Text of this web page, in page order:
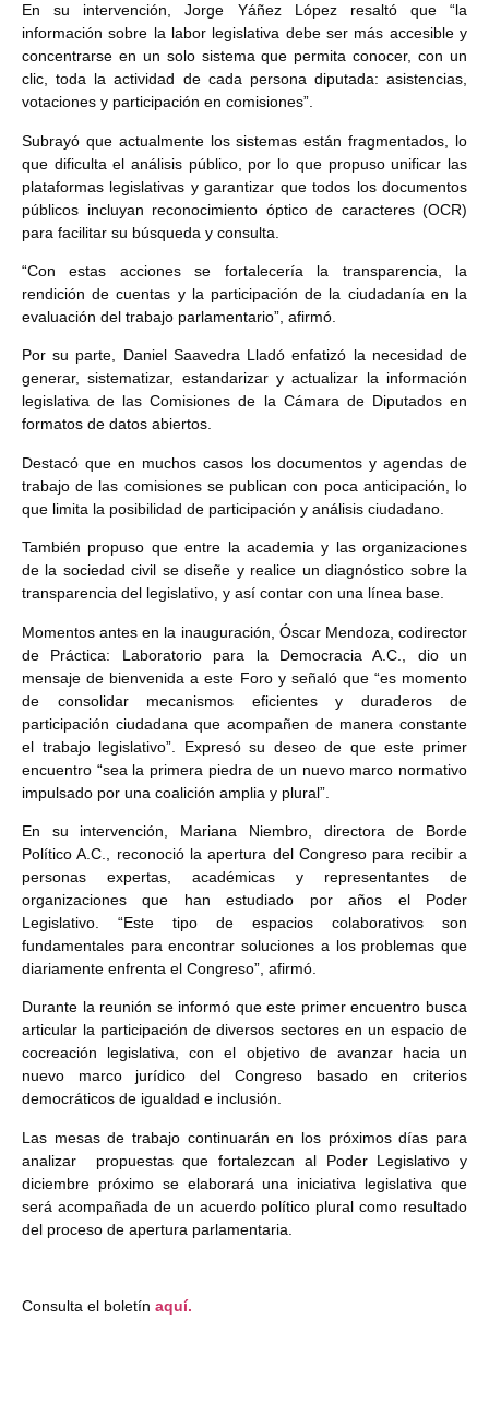
En su intervención, Jorge Yáñez López resaltó que “la
información sobre la labor legislativa debe ser más accesible y
concentrarse en un solo sistema que permita conocer, con un
clic, toda la actividad de cada persona diputada: asistencias,
votaciones y participación en comisiones”.
Subrayó que actualmente los sistemas están fragmentados, lo
que dificulta el análisis público, por lo que propuso unificar las
plataformas legislativas y garantizar que todos los documentos
públicos incluyan reconocimiento óptico de caracteres (OCR)
para facilitar su búsqueda y consulta.
“Con estas acciones se fortalecería la transparencia, la
rendición de cuentas y la participación de la ciudadanía en la
evaluación del trabajo parlamentario”, afirmó.
Por su parte, Daniel Saavedra Lladó enfatizó la necesidad de
generar, sistematizar, estandarizar y actualizar la información
legislativa de las Comisiones de la Cámara de Diputados en
formatos de datos abiertos.
Destacó que en muchos casos los documentos y agendas de
trabajo de las comisiones se publican con poca anticipación, lo
que limita la posibilidad de participación y análisis ciudadano.
También propuso que entre la academia y las organizaciones
de la sociedad civil se diseñe y realice un diagnóstico sobre la
transparencia del legislativo, y así contar con una línea base.
Momentos antes en la inauguración, Óscar Mendoza, codirector
de Práctica: Laboratorio para la Democracia A.C., dio un
mensaje de bienvenida a este Foro y señaló que “es momento
de consolidar mecanismos eficientes y duraderos de
participación ciudadana que acompañen de manera constante
el trabajo legislativo”. Expresó su deseo de que este primer
encuentro “sea la primera piedra de un nuevo marco normativo
impulsado por una coalición amplia y plural”.
En su intervención, Mariana Niembro, directora de Borde
Político A.C., reconoció la apertura del Congreso para recibir a
personas expertas, académicas y representantes de
organizaciones que han estudiado por años el Poder
Legislativo. “Este tipo de espacios colaborativos son
fundamentales para encontrar soluciones a los problemas que
diariamente enfrenta el Congreso”, afirmó.
Durante la reunión se informó que este primer encuentro busca
articular la participación de diversos sectores en un espacio de
cocreación legislativa, con el objetivo de avanzar hacia un
nuevo marco jurídico del Congreso basado en criterios
democráticos de igualdad e inclusión.
Las mesas de trabajo continuarán en los próximos días para
analizar propuestas que fortalezcan al Poder Legislativo y
diciembre próximo se elaborará una iniciativa legislativa que
será acompañada de un acuerdo político plural como resultado
del proceso de apertura parlamentaria.
Consulta el boletín aquí.